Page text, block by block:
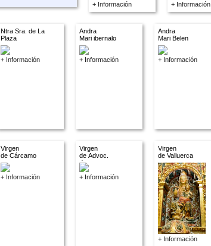
+ Información + Información
Ntra Sra. de La
Plaza
+ Información
Andra
Mari ibernalo
+ Información
Andra
Mari Belen
+ Información
Virgen
de Cárcamo
+ Información
Virgen
de Advoc.
descon.
+ Información
Virgen
de Valluerca
+ Información